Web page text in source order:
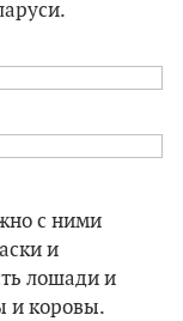
с ними
и
лошади и
и коровы.